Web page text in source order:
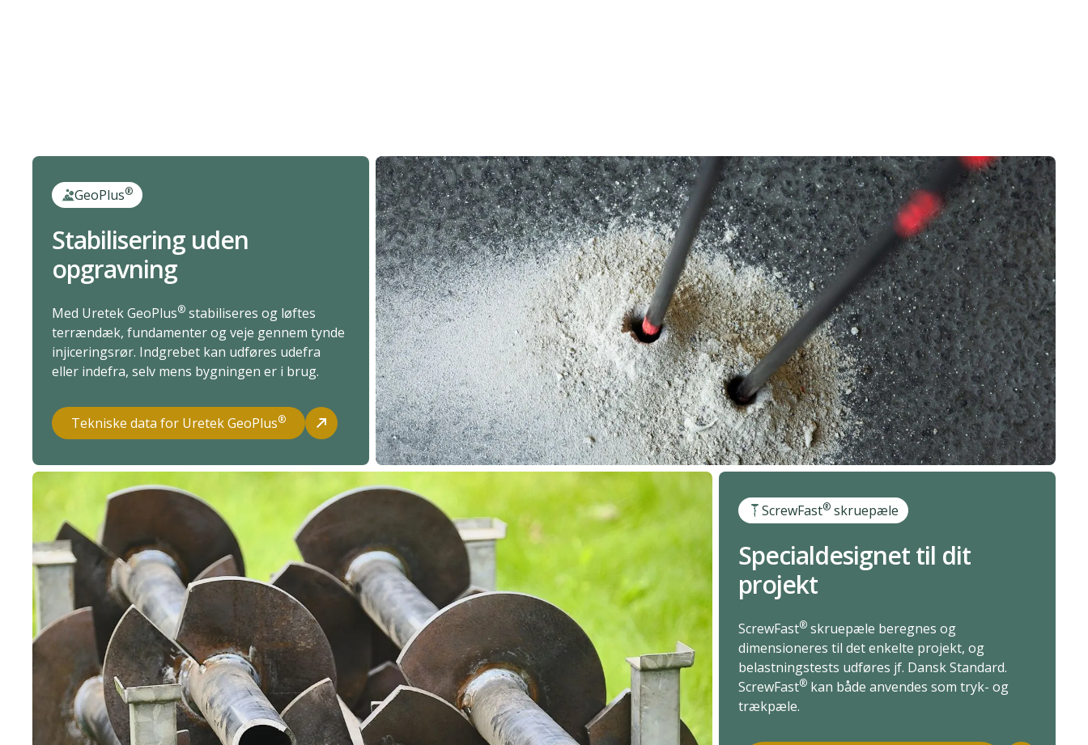
Stabilisering uden
opgravning
Med Uretek GeoPlus®
terrændæk, fundamenter og veje gennem tynde
injiceringsrør. Indgrebet kan udføres udefra
eller indefra, selv mens bygningen er i brug.
Tekniske data for Uretek GeoPlus ®
ScrewFast®skruepæle
Specialdesignet til dit
projekt
ScrewFast® skruepæle beregnes og
dimensioneres til det enkelte projekt, og
belastningstests udføres jf. Dansk Standard.
ScrewFast® kan både anvendes som tryk- og
trækpæle.
Tekniske data for ScrewFast